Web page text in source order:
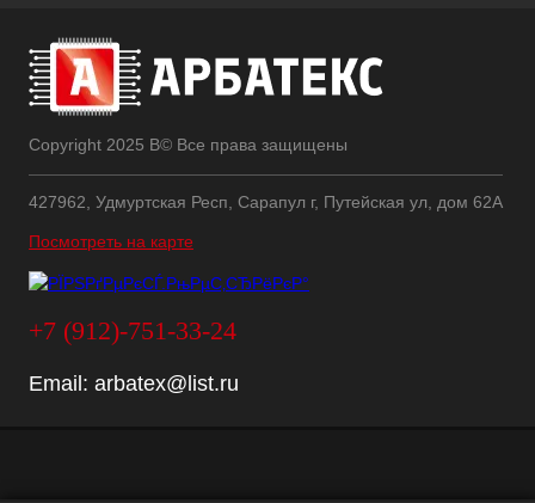
Copyright 2025 В© Все права защищены
427962, Удмуртская Респ, Сарапул г, Путейская ул, дом 62А
Посмотреть на карте
+7 (912)-751-33-24
Email: arbatex@list.ru